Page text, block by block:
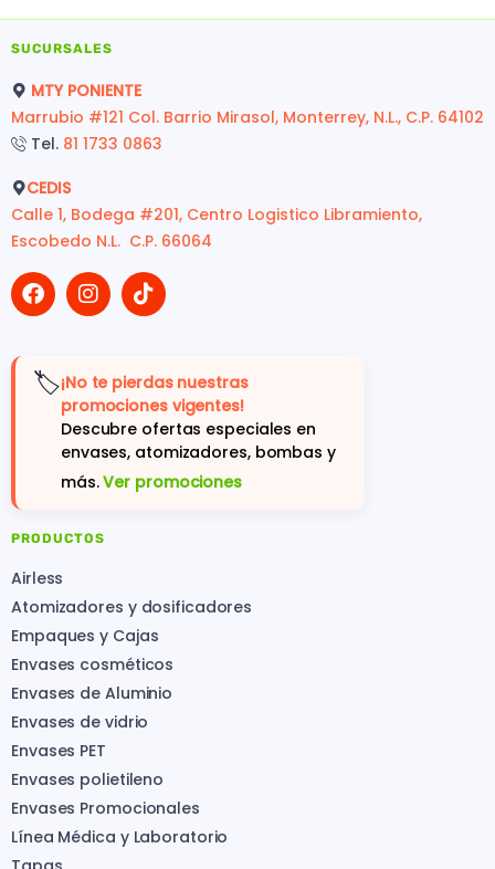
SUCURSALES
MTY PONIENTE
Marrubio #121 Col. Barrio Mirasol, Monterrey, N.L., C.P. 64102
Tel. 81 1733 0863
CEDIS
Calle 1, Bodega #201, Centro Logistico Libramiento,
Escobedo N.L. C.P. 66064
🏷️¡No te pierdas nuestras
promociones vigentes!
Descubre ofertas especiales en
envases, atomizadores, bombas y
más.Ver promociones
PRODUCTOS
Airless
Atomizadores y dosificadores
Empaques y Cajas
Envases cosméticos
Envases de Aluminio
Envases de vidrio
Envases PET
Envases polietileno
Envases Promocionales
Línea Médica y Laboratorio